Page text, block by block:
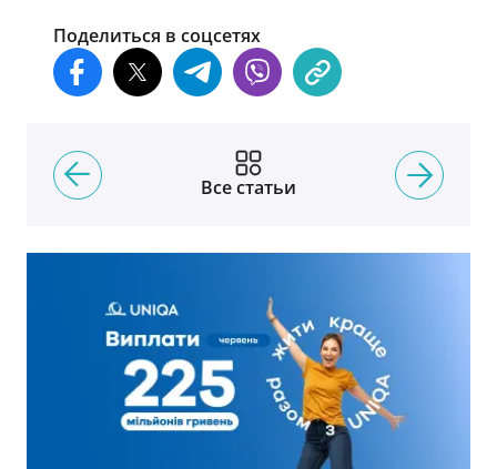
Поделиться в соцсетях
Все статьи